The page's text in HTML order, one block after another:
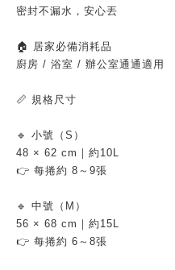
密封不漏水，安心丟
🏠 居家必備消耗品
廚房 / 浴室 / 辦公室通通適用
📏 規格尺寸
🔹 小號（S）
48 × 62 cm｜約10L
👉 每捲約 8～9張
🔹 中號（M）
56 × 68 cm｜約15L
👉 每捲約 6～8張